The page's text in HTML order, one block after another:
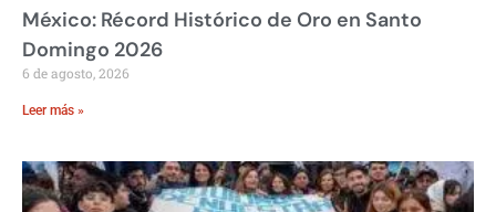
México: Récord Histórico de Oro en Santo
Domingo 2026
6 de agosto, 2026
Leer más »